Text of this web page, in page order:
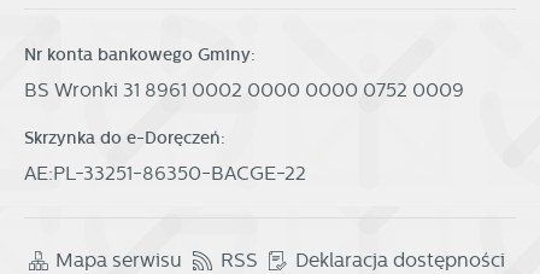
Nr konta bankowego Gminy:
BS Wronki 31 8961 0002 0000 0000 0752 0009
Skrzynka do e-Doręczeń:
AE:PL-33251-86350-BACGE-22
Mapa serwisu RSS Deklaracja dostępności